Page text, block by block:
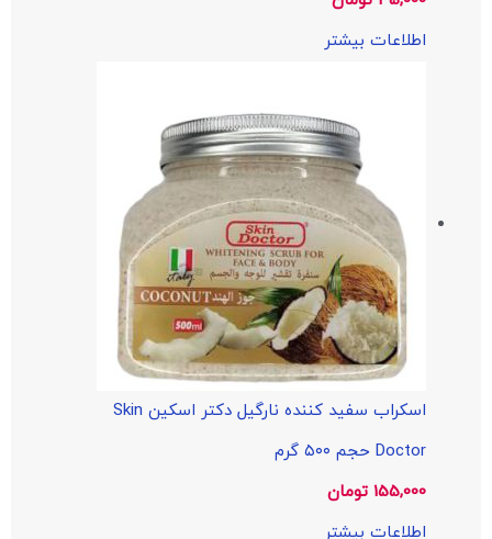
اطلاعات بیشتر
اسکراب سفید کننده نارگیل دکتر اسکین Skin
Doctor حجم ۵۰۰ گرم
155,000 تومان
اطلاعات بیشتر